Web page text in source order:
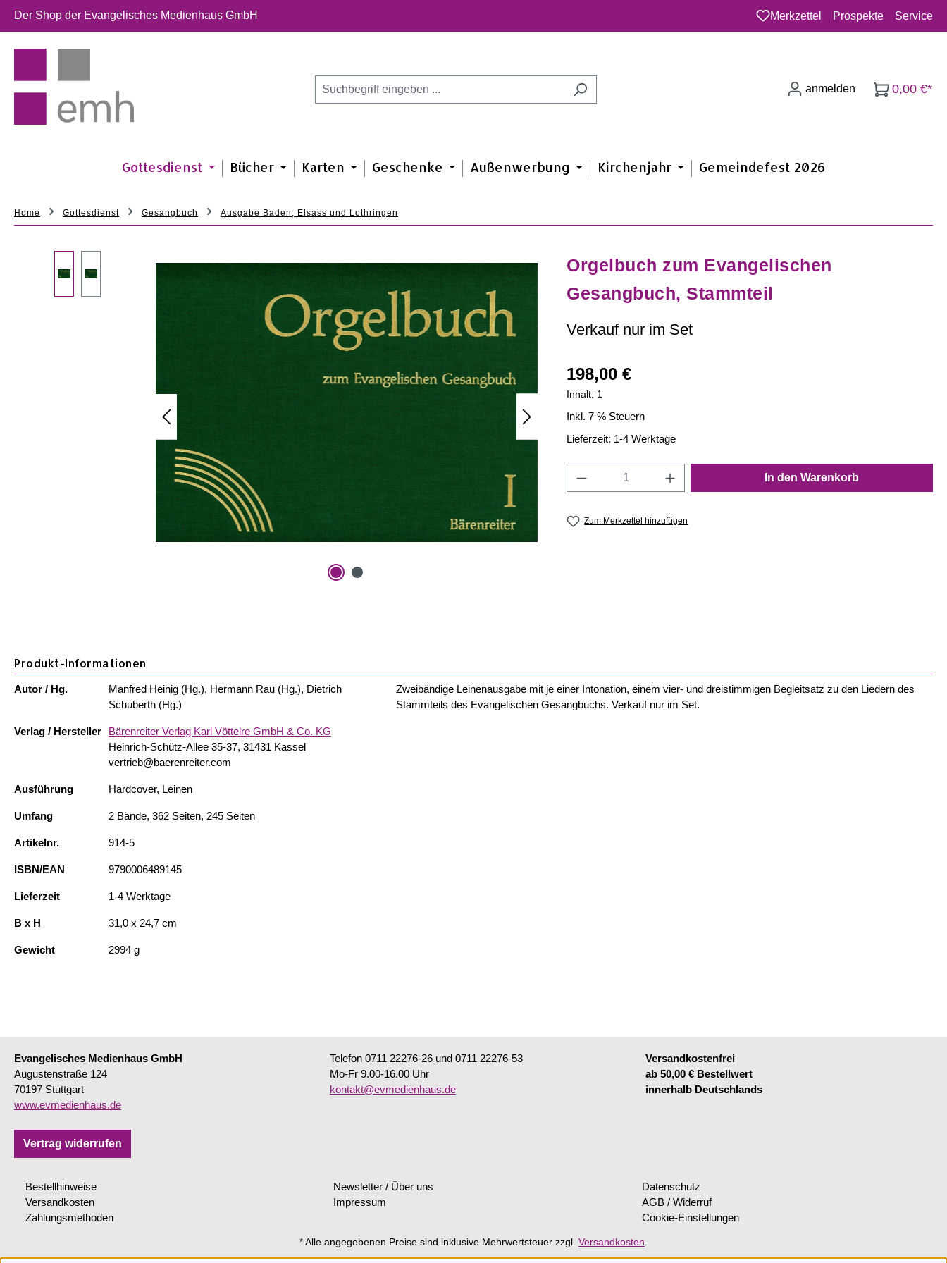
Hauptinhalt springen
Zur Suche springen
Zur Hauptnavigation springen
Der Shop der Evangelisches Medienhaus GmbH
Du hast 0 Produkte auf dem
Merkzettel Prospekte Service
anmelden 0,00 €*
Gottesdienst Bücher Karten Geschenke Außenwerbung Kirchenjahr Gemeindefest 2026
Home Gottesdienst Gesangbuch Ausgabe Baden, Elsass und Lothringen
Orgelbuch zum Evangelischen
Gesangbuch, Stammteil
Verkauf nur im Set
Regulärer Preis:
198,00 €
Inhalt: 1
Inkl. 7 % Steuern
Lieferzeit: 1-4 Werktage
Produkt Anzahl: Gib den gewünschten Wert ein
In den Warenkorb
Zum Merkzettel hinzufügen
Produkt-Informationen
Autor / Hg.
Manfred Heinig (Hg.), Hermann Rau (Hg.), Dietrich
Schuberth (Hg.)
Verlag / Hersteller
Bärenreiter Verlag Karl Vöttelre GmbH & Co. KG
Heinrich-Schütz-Allee 35-37, 31431 Kassel
vertrieb@baerenreiter.com
Ausführung Hardcover, Leinen
Umfang 2 Bände, 362 Seiten, 245 Seiten
Artikelnr. 914-5
ISBN/EAN 9790006489145
Lieferzeit 1-4 Werktage
B x H 31,0 x 24,7 cm
Gewicht 2994 g
Zweibändige Leinenausgabe mit je einer Intonation, einem vier- und dreistimmigen Begleitsatz zu den Liedern des
Stammteils des Evangelischen Gesangbuchs. Verkauf nur im Set.
Evangelisches Medienhaus GmbH
Augustenstraße 124
70197 Stuttgart
www.evmedienhaus.de
Vertrag widerrufen
Telefon 0711 22276-26 und 0711 22276-53
Mo-Fr 9.00-16.00 Uhr
kontakt@evmedienhaus.de
Versandkostenfrei
ab 50,00 € Bestellwert
innerhalb Deutschlands
Bestellhinweise
Versandkosten
Zahlungsmethoden
Newsletter / Über uns
Impressum
Datenschutz
AGB / Widerruf
Cookie-Einstellungen
* Alle angegebenen Preise sind inklusive Mehrwertsteuer zzgl. Versandkosten